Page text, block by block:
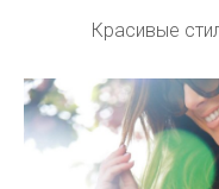
Красивые